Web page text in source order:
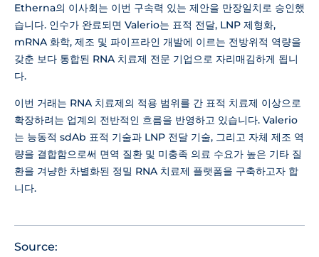
Etherna의 이사회는 이번 구속력 있는 제안을 만장일치로 승인했
습니다. 인수가 완료되면 Valerio는 표적 전달, LNP 제형화,
mRNA 화학, 제조 및 파이프라인 개발에 이르는 전방위적 역량을
갖춘 보다 통합된 RNA 치료제 전문 기업으로 자리매김하게 됩니
다.
이번 거래는 RNA 치료제의 적용 범위를 간 표적 치료제 이상으로
확장하려는 업계의 전반적인 흐름을 반영하고 있습니다. Valerio
는 능동적 sdAb 표적 기술과 LNP 전달 기술, 그리고 자체 제조 역
량을 결합함으로써 면역 질환 및 미충족 의료 수요가 높은 기타 질
환을 겨냥한 차별화된 정밀 RNA 치료제 플랫폼을 구축하고자 합
니다.
Source: